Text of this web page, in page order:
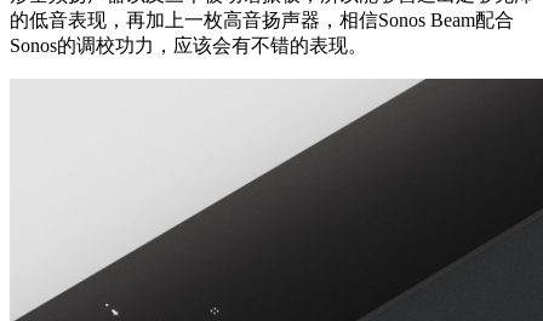
的低音表现，再加上一枚高音扬声器，相信Sonos Beam配合
Sonos的调校功力，应该会有不错的表现。